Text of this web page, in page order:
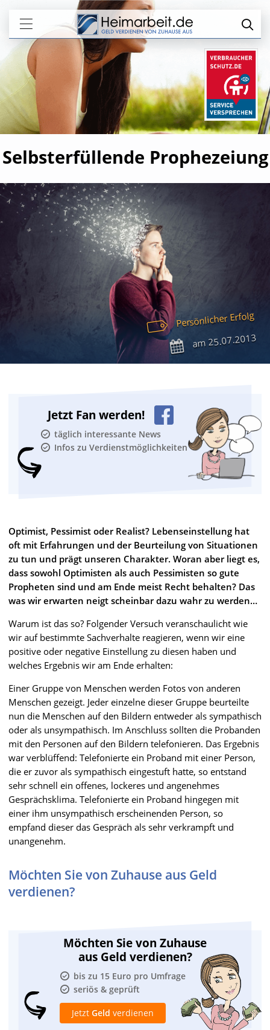
Selbsterfüllende Prophezeiung
Persönlicher Erfolg
am25.07.2013
Jetzt Fan werden!
täglich interessante News
Infos zu Verdienstmöglichkeiten
Optimist, Pessimist oder Realist? Lebenseinstellung hat
oft mit Erfahrungen und der Beurteilung von Situationen
zu tun und prägt unseren Charakter. Woran aber liegt es,
dass sowohl Optimisten als auch Pessimisten so gute
Propheten sind und am Ende meist Recht behalten? Das
was wir erwarten neigt scheinbar dazu wahr zu werden…
Warum ist das so? Folgender Versuch veranschaulicht wie
wir auf bestimmte Sachverhalte reagieren, wenn wir eine
positive oder negative Einstellung zu diesen haben und
welches Ergebnis wir am Ende erhalten:
Einer Gruppe von Menschen werden Fotos von anderen
Menschen gezeigt. Jeder einzelne dieser Gruppe beurteilte
nun die Menschen auf den Bildern entweder als sympathisch
oder als unsympathisch. Im Anschluss sollten die Probanden
mit den Personen auf den Bildern telefonieren. Das Ergebnis
war verblüffend: Telefonierte ein Proband mit einer Person,
die er zuvor als sympathisch eingestuft hatte, so entstand
sehr schnell ein offenes, lockeres und angenehmes
Gesprächsklima. Telefonierte ein Proband hingegen mit
einer ihm unsympathisch erscheinenden Person, so
empfand dieser das Gespräch als sehr verkrampft und
unangenehm.
Möchten Sie von Zuhause aus Geld
verdienen?
Möchten Sie von Zuhause
aus Geld verdienen?
bis zu 15 Euro pro Umfrage
seriös & geprüft
Jetzt Geld verdienen